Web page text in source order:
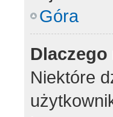
Góra
Niektóre